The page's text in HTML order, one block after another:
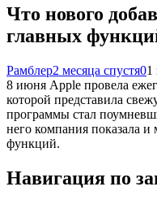
Что нового
главных
Рамблер2 месяца спустя01
8 июня Apple провела
которой представила
программы стал
него компания показала
функций.
Навигация по